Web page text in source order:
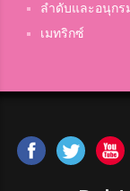
ลำดับและอนุกร
เมทริกซ์